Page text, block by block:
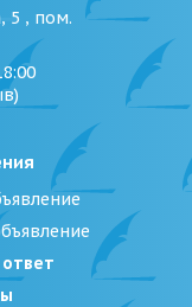
5 , пом.